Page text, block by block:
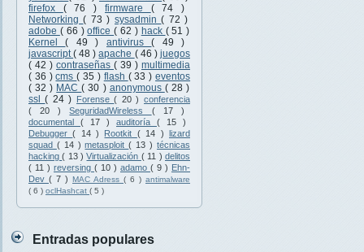
firefox ( 76 ) firmware ( 74 )
Networking( 73 ) sysadmin( 72 )
adobe ( 66 )office( 62 ) hack ( 51 )
Kernel( 49 ) antivirus( 49 )
javascript( 48 )apache ( 46 ) juegos
( 42 ) contraseñas ( 39 ) multimedia
( 36 )cms( 35 ) flash ( 33 )eventos
( 32 ) MAC( 30 ) anonymous ( 28 )
ssl( 24 ) Forense( 20 ) conferencia
( 20 )SeguridadWireless ( 17 )
documental ( 17 ) auditoría ( 15 )
Debugger( 14 ) Rootkit ( 14 ) lizard
squad ( 14 )metasploit( 13 ) técnicas
hacking( 13 )Virtualización ( 11 ) delitos
( 11 ) reversing ( 10 ) adamo ( 9 ) Ehn-
Dev ( 7 ) MAC Adress ( 6 ) antimalware
( 6 ) oclHashcat ( 5 )
Entradas populares